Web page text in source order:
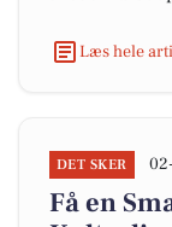
Læs hele
DET SKER
Få en